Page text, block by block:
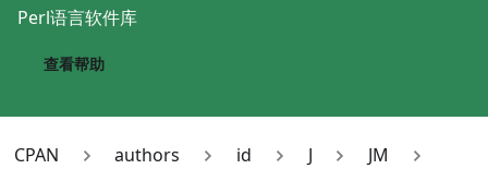
Perl语言软件库
查看帮助
CPAN authors id J
JM